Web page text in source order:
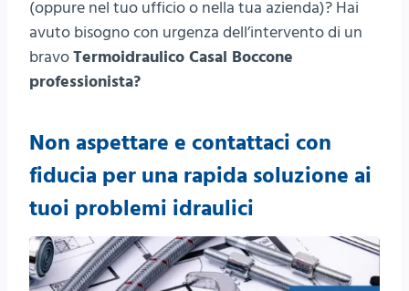
(oppure nel tuo ufficio o nella tua azienda)? Hai
avuto bisogno con urgenza dell’intervento di un
bravoTermoidraulico Casal Boccone
professionista?
Non aspettare e contattaci con
fiducia per una rapida soluzione ai
tuoi problemi idraulici